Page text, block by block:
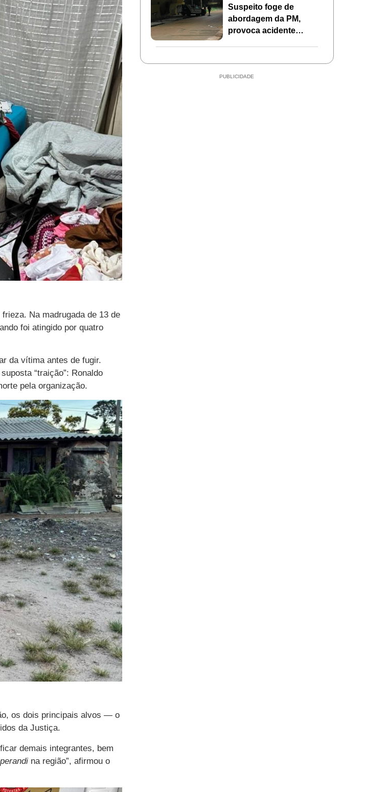
Na madrugada de 13 de
foi atingido por quatro
da vítima antes de fugir.
“traição”: Ronaldo
pela organização.
os dois principais alvos — o
da Justiça.
demais integrantes, bem
na região”, afirmou o
Suspeito foge de
abordagem da PM,
provoca acidente
em Mirassol d’Oeste
PUBLICIDADE